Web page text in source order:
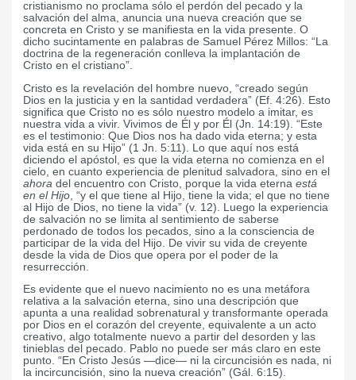
cristianismo no proclama sólo el perdón del pecado y la
salvación del alma, anuncia una nueva creación que se
concreta en Cristo y se manifiesta en la vida presente. O
dicho sucintamente en palabras de Samuel Pérez Millos: “La
doctrina de la regeneración conlleva la implantación de
Cristo en el cristiano”
Cristo es la revelación del hombre nuevo, “creado según
Dios en la justicia y en la santidad verdadera” (Ef. 4:26). Esto
significa que Cristo no es sólo nuestro modelo a imitar, es
nuestra vida a vivir. Vivimos de Él y por Él (Jn. 14:19). “Este
es el testimonio: Que Dios nos ha dado vida eterna; y esta
vida está en su Hijo” (1 Jn. 5:11). Lo que aquí nos está
diciendo el apóstol, es que la vida eterna no comienza en el
cielo, en cuanto experiencia de plenitud salvadora, sino en el
ahora del encuentro con Cristo, porque la vida eternaestá
en el Hijo , “y el que tiene al Hijo, tiene la vida; el que no tiene
al Hijo de Dios, no tiene la vida” (v. 12). Luego la experiencia
de salvación no se limita al sentimiento de saberse
perdonado de todos los pecados, sino a la consciencia de
participar de la vida del Hijo. De vivir su vida de creyente
desde la vida de Dios que opera por el poder de la
resurrección.
Es evidente que el nuevo nacimiento no es una metáfora
relativa a la salvación eterna, sino una descripción que
apunta a una realidad sobrenatural y transformante operada
por Dios en el corazón del creyente, equivalente a un acto
creativo, algo totalmente nuevo a partir del desorden y las
tinieblas del pecado. Pablo no puede ser más claro en este
punto. “En Cristo Jesús —dice— ni la circuncisión es nada, ni
la incircuncisión, sino la nueva creación” (Gál. 6:15).